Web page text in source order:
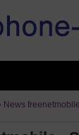
News freenetmobile